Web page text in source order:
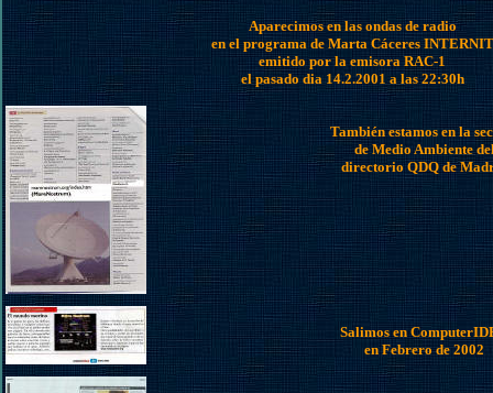
Aparecimos en las ondas de radio
en el programa de Marta Cáceres INTERNIT
emitido por la emisora RAC-1
el pasado dia 14.2.2001 a las 22:30h
También estamos en la
de Medio Ambiente
directorio QDQ de
Salimos en
en Febrero de 2002